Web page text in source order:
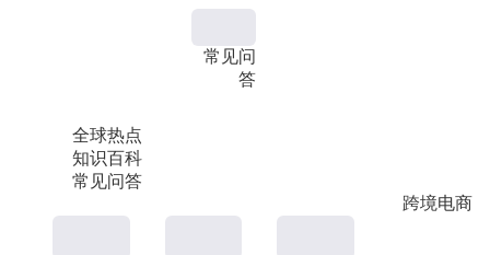
全球热点
知识百科
常见问答
常见问
答
跨境电商